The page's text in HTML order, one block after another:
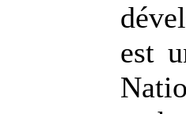
est